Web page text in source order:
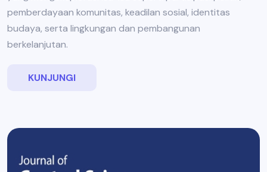
pemberdayaan komunitas, keadilan sosial, identitas
budaya, serta lingkungan dan pembangunan
berkelanjutan.
KUNJUNGI